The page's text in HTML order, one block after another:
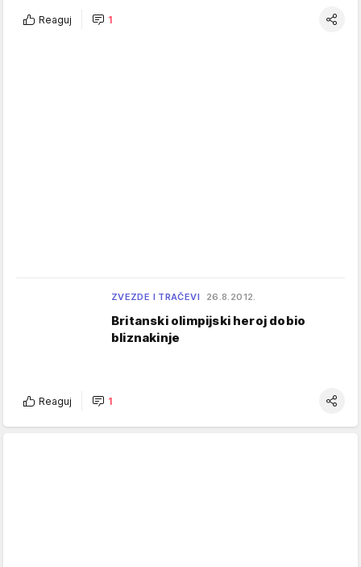
Reaguj 1
ZVEZDE I TRAČEVI 26.8.2012.
Britanski olimpijski heroj dobio
bliznakinje
Reaguj 1